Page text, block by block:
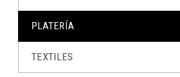
PLATERÍA
TEXTILES